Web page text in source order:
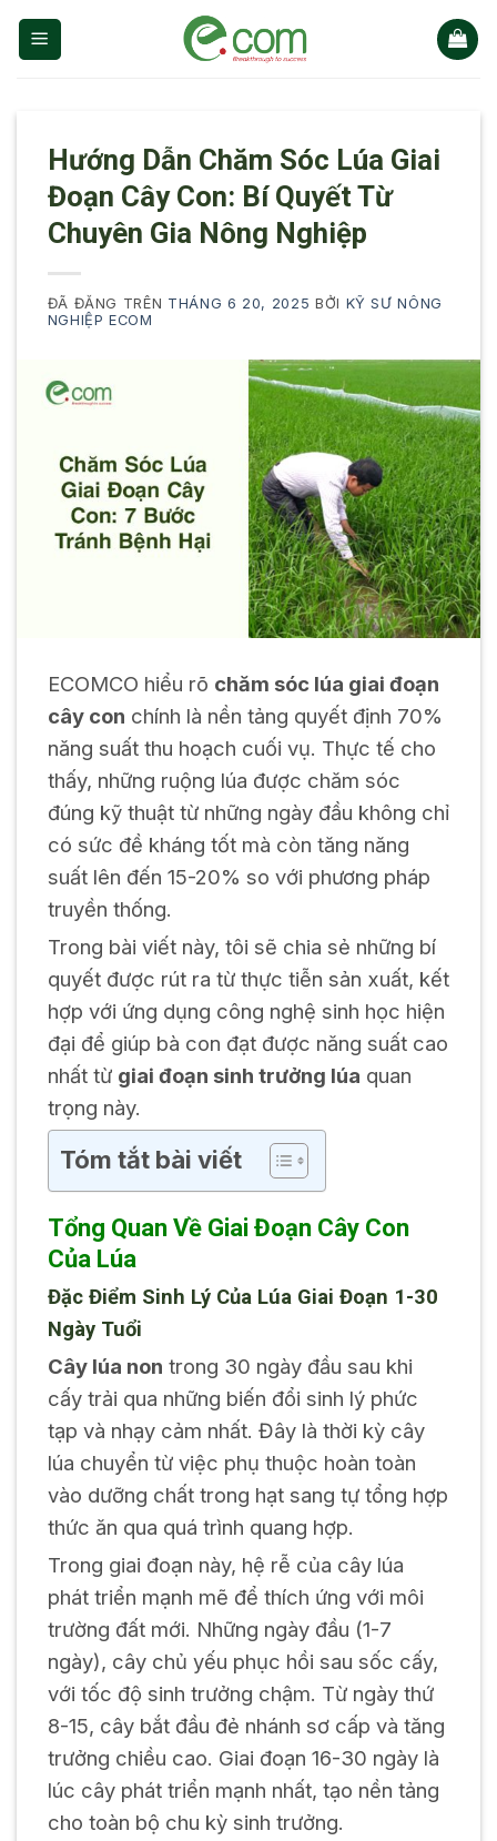
Chuyển
đến
Hướng Dẫn Chăm Sóc Lúa Giai
Đoạn Cây Con: Bí Quyết Từ
Chuyên Gia Nông Nghiệp
ĐÃ ĐĂNG TRÊN THÁNG 6 20, 2025 BỞI KỸ SƯ NÔNG
NGHIỆP ECOM
ECOMCO hiểu rõ chăm sóc lúa giai đoạn
cây con chính là nền tảng quyết định 70%
năng suất thu hoạch cuối vụ. Thực tế cho
thấy, những ruộng lúa được chăm sóc
đúng kỹ thuật từ những ngày đầu không chỉ
có sức đề kháng tốt mà còn tăng năng
suất lên đến 15-20% so với phương pháp
truyền thống.
Trong bài viết này, tôi sẽ chia sẻ những bí
quyết được rút ra từ thực tiễn sản xuất, kết
hợp với ứng dụng công nghệ sinh học hiện
đại để giúp bà con đạt được năng suất cao
nhất từ giai đoạn sinh trưởng lúa quan
trọng này.
Tóm tắt bài viết
Tổng Quan Về Giai Đoạn Cây Con
Của Lúa
Đặc Điểm Sinh Lý Của Lúa Giai Đoạn 1-30
Ngày Tuổi
Cây lúa non trong 30 ngày đầu sau khi
cấy trải qua những biến đổi sinh lý phức
tạp và nhạy cảm nhất. Đây là thời kỳ cây
lúa chuyển từ việc phụ thuộc hoàn toàn
vào dưỡng chất trong hạt sang tự tổng hợp
thức ăn qua quá trình quang hợp.
Trong giai đoạn này, hệ rễ của cây lúa
phát triển mạnh mẽ để thích ứng với môi
trường đất mới. Những ngày đầu (1-7
ngày), cây chủ yếu phục hồi sau sốc cấy,
với tốc độ sinh trưởng chậm. Từ ngày thứ
8-15, cây bắt đầu đẻ nhánh sơ cấp và tăng
trưởng chiều cao. Giai đoạn 16-30 ngày là
lúc cây phát triển mạnh nhất, tạo nền tảng
cho toàn bộ chu kỳ sinh trưởng.